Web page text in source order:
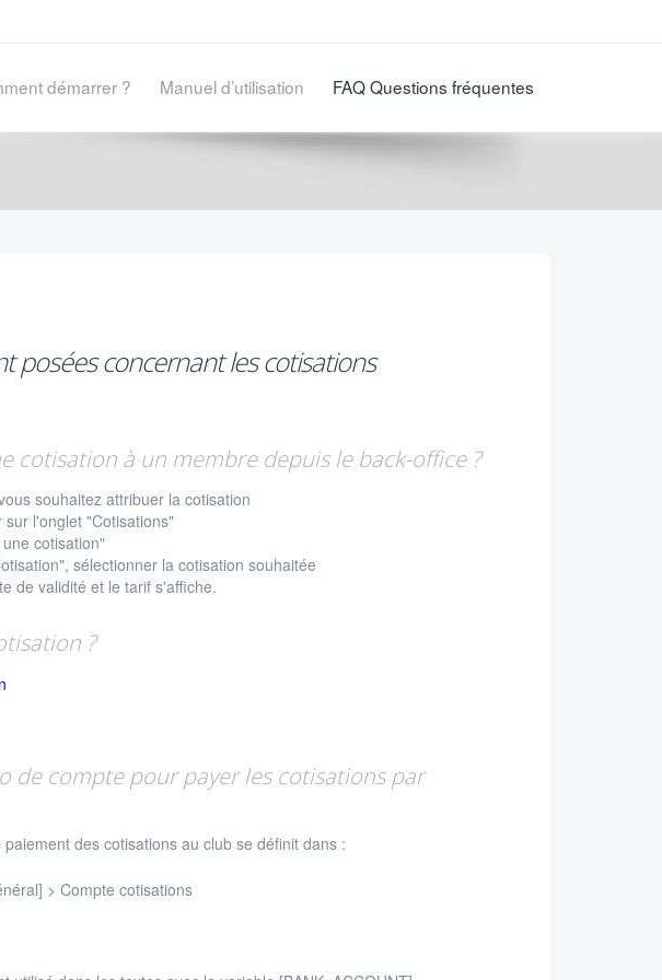
démarrer ? Manuel d’utilisation FAQ Questions fréquentes
posées concernant les cotisations
cotisation à un membre depuis le back-office ?
souhaitez attribuer la cotisation
l'onglet "Cotisations"
cotisation"
sélectionner la cotisation souhaitée
de validité et le tarif s'affiche.
?
de compte pour payer les cotisations par
des cotisations au club se définit dans :
> Compte cotisations